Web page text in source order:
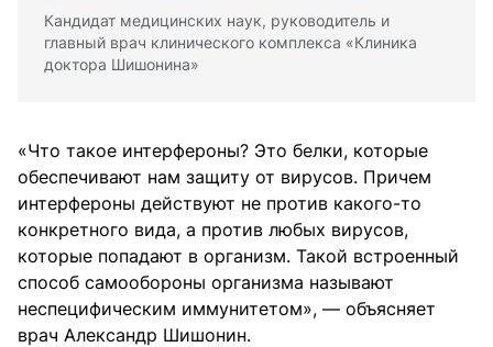
Кандидат медицинских наук, руководитель и
главный врач клинического комплекса «Клиника
доктора Шишонина»
«Что такое интерфероны? Это белки, которые
обеспечивают нам защиту от вирусов. Причем
интерфероны действуют не против какого-то
конкретного вида, а против любых вирусов,
которые попадают в организм. Такой встроенный
способ самообороны организма называют
неспецифическим иммунитетом», — объясняет
врач Александр Шишонин.